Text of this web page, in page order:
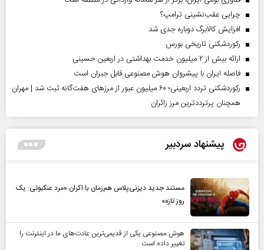
چرایی عقب‌نشینی ترامپ؟
افزایش کالابرگ دوباره جدی شد
رکوردشکنی تاریخی بورس
ارائه بیش از ۲ میلیون خدمت بهداشتی در اربعین حسینی
فاصله ایران با پیشرو‌ان هوش مصنوعی قابل جبران است
رکوردشکنی تردد اربعینی؛ ۶۰ میلیون عبور از مرزهای هفت‌گانه ثبت شد | مهران
همچنان پرترددترین مرز زائران
پیشنهاد سردبیر
مستند جدید دیزنی‌پلاس هم‌زمان با اکران «مرد عنکبوتی: یک
روز تازه»
هوش مصنوعی یکی از قدیمی‌ترین عادت‌های ما در اینترنت را
تغییر داده است